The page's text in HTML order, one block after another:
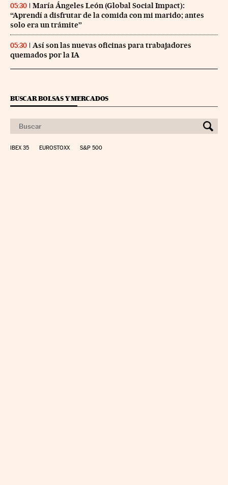
05:30
María Ángeles León (Global Social Impact):
“Aprendí a disfrutar de la comida con mi marido; antes
solo era un trámite”
05:30
Así son las nuevas oficinas para trabajadores
quemados por la IA
BUSCAR BOLSAS Y MERCADOS
IBEX 35 EUROSTOXX S&P 500